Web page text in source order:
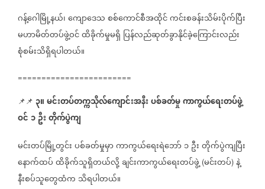
ဂန့်ဂေါမြို့နယ်၊ကျောဒေသစစ်ကောင်စီအထိုင်ကင်းစခန်းသိမ်းပိုက်ပြီး
မဟာမိတ်တပ်ဖွဲ့ဝင်ထိခိုက်မှုမရှိ ပြန်လည်ဆုတ်ခွာနိုင်ခဲ့ကြောင်းလည်း
စုံစမ်းသိရှိရပါတယ်။
========================
📌📌 ၃။မင်းတပ်တက္ကသိုလ်ကျောင်းအနီးပစ်ခတ်မှုကာကွယ်ရေးတပ်ဖွဲ့
ဝင်၁ဦးတိုက်ပွဲကျ
မင်းတပ်မြို့တွင်းပစ်ခတ်မှုမှာကာကွယ်ရေးရဲဘော်၁ဦးတိုက်ပွဲကျပြီး
နောက်ထပ်ထိခိုက်သူရှိတယ်လို့ချင်းကာကွယ်ရေးတပ်ဖွဲ့ (မင်းတပ်) နဲ့
နီးစပ်သူတွေထံက သိရပါတယ်။